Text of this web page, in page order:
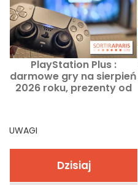
PlayStation Plus :
darmowe gry na sierpień
2026 roku, prezenty od
UWAGI
Dzisiaj